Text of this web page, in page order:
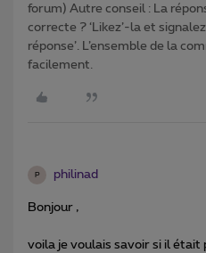
forum) Autre conseil : La
correcte ? ‘Likez’-la et
réponse’. L’ensemble de la
facilement.
P philinad
Bonjour ,
voila je voulais savoir si il était